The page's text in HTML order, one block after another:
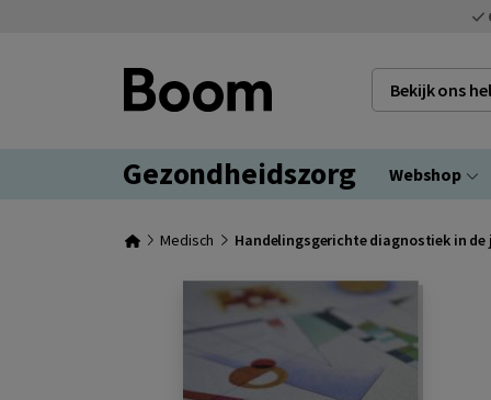
Bekijk ons
Gezondheidszorg Webshop
Medisch Handelingsgerichte diagnostiek in de